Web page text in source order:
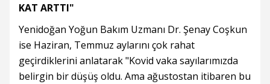
KAT ARTTI"
Yenidoğan Yoğun Bakım Uzmanı Dr. Şenay Coşkun
ise Haziran, Temmuz aylarını çok rahat
geçirdiklerini anlatarak "Kovid vaka sayılarımızda
belirgin bir düşüş oldu. Ama ağustostan itibaren bu